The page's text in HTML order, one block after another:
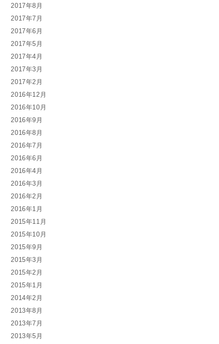
2017年8月
2017年7月
2017年6月
2017年5月
2017年4月
2017年3月
2017年2月
2016年12月
2016年10月
2016年9月
2016年8月
2016年7月
2016年6月
2016年4月
2016年3月
2016年2月
2016年1月
2015年11月
2015年10月
2015年9月
2015年3月
2015年2月
2015年1月
2014年2月
2013年8月
2013年7月
2013年5月